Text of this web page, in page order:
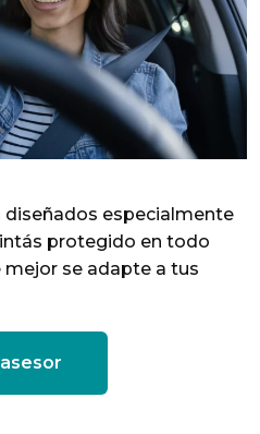
diseñados especialmente
protegido en todo
se adapte a tus